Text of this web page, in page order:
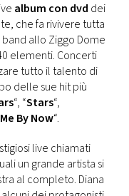
album con dvd dei
che fa rivivere tutta
allo Ziggo Dome
elementi. Concerti
tutto il talento di
delle sue hit più
“, “Stars“,
By Now“.
live chiamati
un grande artista si
al completo. Diana